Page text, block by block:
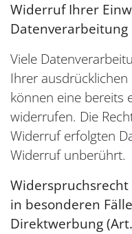
Widerruf Ihrer
Datenverarbeitung
Viele
Ihrer
können eine bereits
widerrufen. Die
Widerruf erfolgten
Widerruf unberührt.
in besonderen
Direktwerbung (Art.